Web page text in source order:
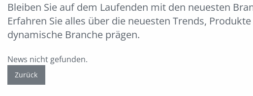
Bleiben Sie auf dem Laufenden mit den neuesten
Erfahren Sie alles über die neuesten Trends,
dynamische Branche prägen.
News nicht gefunden.
Zurück